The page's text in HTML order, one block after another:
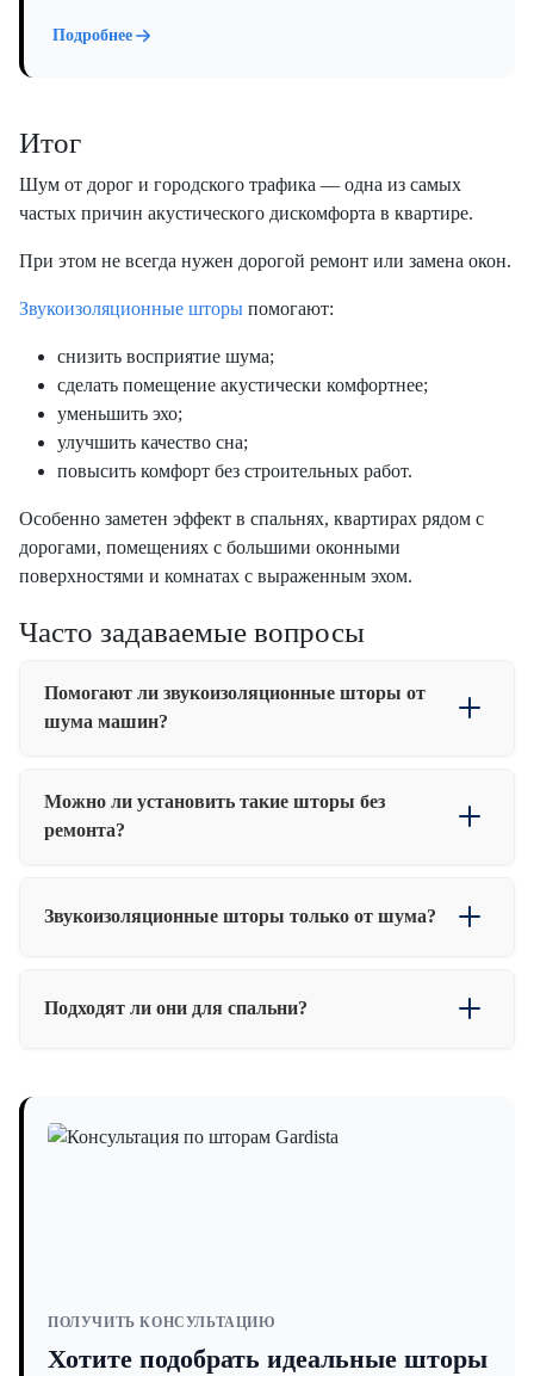
Подробнее
Итог
Шум от дорог и городского трафика — одна из самых
частых причин акустического дискомфорта в квартире.
При этом не всегда нужен дорогой ремонт или замена окон.
Звукоизоляционные шторы помогают:
снизить восприятие шума;
сделать помещение акустически комфортнее;
уменьшить эхо;
улучшить качество сна;
повысить комфорт без строительных работ.
Особенно заметен эффект в спальнях, квартирах рядом с
дорогами, помещениях с большими оконными
поверхностями и комнатах с выраженным эхом.
Часто задаваемые вопросы
Помогают ли звукоизоляционные шторы от
шума машин?
магистралей; • трафика; • транспортных развязок.
Можно ли установить такие шторы без
ремонта?
Звукоизоляционные шторы только от шума?
уменьшают эхо; • помогают удерживать тепло; • улучшают
Подходят ли они для спальни?
использования.
ПОЛУЧИТЬ КОНСУЛЬТАЦИЮ
Хотите подобрать идеальные шторы